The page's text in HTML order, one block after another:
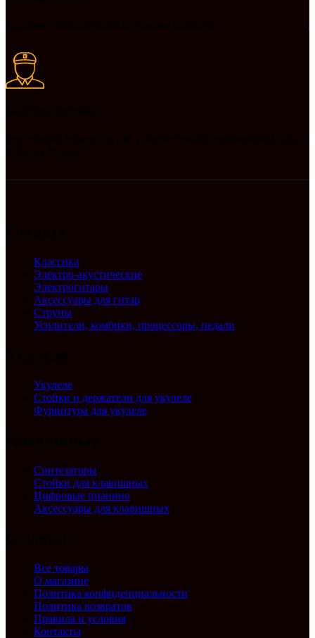
Классика
Электро-акустические
Электрогитары
Аксессуары для гитар
Струны
Усилители, комбики, процессоры, педали
Укулеле
Стойки и держатели для укулеле
Фурнитура для укулеле
Синтезаторы
Стойки для клавишных
Цифровые пианино
Аксессуары для клавишных
Все товары
О магазине
Политика конфиденциальности
Политика возвратов
Правила и условия
Контакты